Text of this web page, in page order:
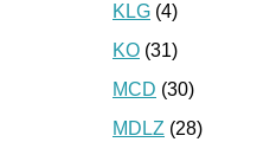
KLG (4)
KO (31)
MCD (30)
MDLZ (28)